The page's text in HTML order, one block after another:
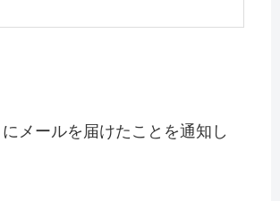
メールを届けたことを通知し